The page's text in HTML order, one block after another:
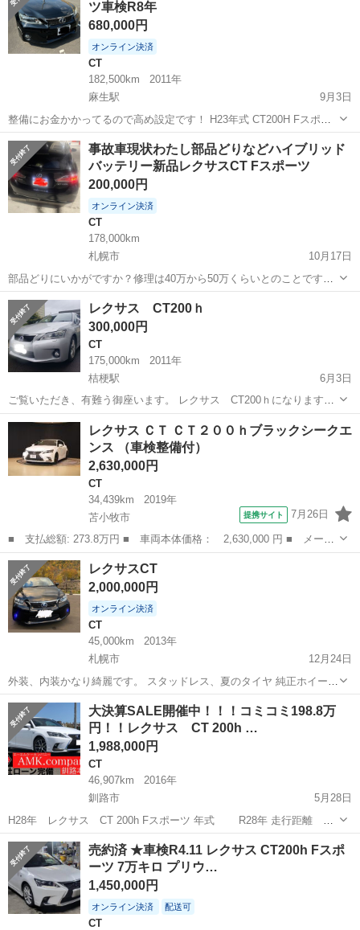
ランプ ■ ...
ツ車検R8年
680,000円
オンライン決済
CT
182,500km
2011年
麻生駅
9月3日
整備にお金かかってるので高め設定です！ H23年式 CT200H Fスポー
ツ 黒 AT（CVT） 18万km 車検R8年1月30 前席シートヒーター パドル
シフト Fスポーツなので専用パーツ多数 シートはアルカンターラ調
シ...
北海道 札幌市 麻生駅 CT エンジン
事故車現状わたし部品どりなどハイブリッド
バッテリー新品レクサスCT Fスポーツ
200,000円
オンライン決済
CT
178,000km
札幌市
10月17日
部品どりにいかがですか？修理は40万から50万くらいとのことです。
ホイール、ハイブリッドバッデリー、エンジンなど 30万かけて車検と
り8年1/30までたっぷりあります！ リビルドじゃなく新品のハイブリ
ッドバッテリー、ボルテ...
北海道 札幌市 CT
レクサス CT200ｈ
300,000円
CT
175,000km
2011年
桔梗駅
6月3日
ご覧いただき、有難う御座います。 レクサス CT200ｈになります。
グレード バージョンＣ 純正ＨＤＤナビ フルセグＴＶ バックカ
メラ ＤＶＤ再生 ドラレコ スマートキー プッシュスタート Ｅ
ＴＣ シートヒーター ウィ...
北海道 亀田郡 桔梗駅
レクサス ＣＴ ＣＴ２００ｈブラックシークエ
ンス （車検整備付）
2,630,000円
CT
34,439km
2019年
苫小牧市
提携サイト 7月26日
■ 支払総額: 273.8万円 ■ 車両本体価格： 2,630,000 円 ■ メーカ
ー名： レクサス ■ 車種名： ＣＴ ■ グレード名： ＣＴ２００
ｈブラックシークエンス ■ 排気量： 1800cc ■ ドア枚数： 5...
北海道 苫小牧市
レクサスCT
2,000,000円
オンライン決済
CT
45,000km
2013年
札幌市
12月24日
外装、内装かなり綺麗です。 スタッドレス、夏のタイヤ 純正ホイール
8本 走行距離48000キロ 平成25年 禁煙車両 燃費 冬道街乗りリッタ
ー18.6 ハイブリッド、ガソリン車で800キロほど走行可能 現金での一
括払いで...
北海道 札幌市 CT 走行距離
大決算SALE開催中！！！コミコミ198.8万
円！！レクサス CT 200h …
1,988,000円
CT
46,907km
2016年
釧路市
5月28日
H28年 レクサス CT 200h Fスポーツ 年式 R28年 走行距離
46907㎞ 色 ホワイトノーヴァガラスフレーク 車検
R5年11月 駆動 ...
北海道 釧路市 CT 走行距離
売約済 ★車検R4.11 レクサス CT200h Fスポ
ーツ 7万キロ プリウ…
1,450,000円
オンライン決済 配送可
CT